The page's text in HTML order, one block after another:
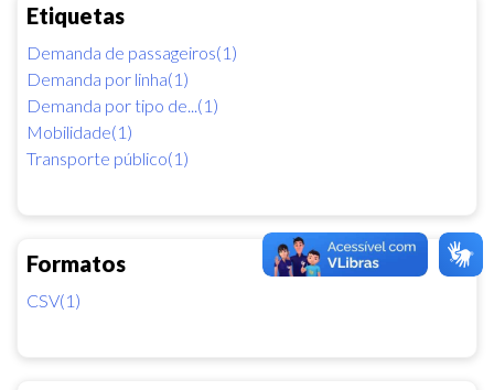
Etiquetas
Demanda de passageiros(1)
Demanda por linha(1)
Demanda por tipo de...(1)
Mobilidade(1)
Transporte público(1)
Formatos
CSV(1)